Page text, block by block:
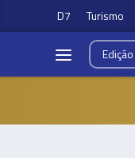
D7 Turismo
Edição